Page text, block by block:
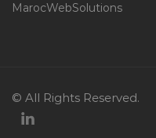
MarocWebSolutions
© All Rights Reserved.